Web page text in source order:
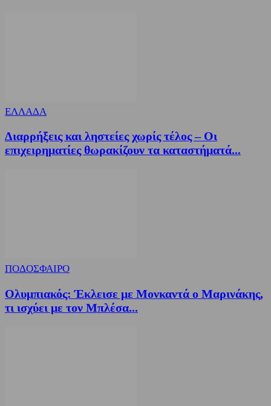
ΕΛΛΑΔΑ
Διαρρήξεις και ληστείες χωρίς τέλος – Οι
επιχειρηματίες θωρακίζουν τα καταστήματά...
ΠΟΔΟΣΦΑΙΡΟ
Ολυμπιακός: Έκλεισε με Μονκαντά ο Μαρινάκης,
τι ισχύει με τον Μπλέσα...